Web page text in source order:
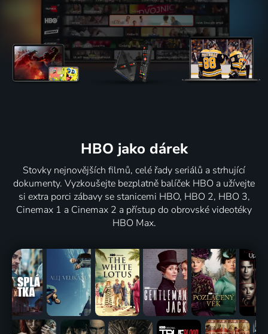
HBO jako dárek
Stovky nejnovějších filmů, celé řady seriálů a strhující
dokumenty. Vyzkoušejte bezplatně balíček HBO a užívejte
si extra porci zábavy se stanicemi HBO, HBO 2, HBO 3,
Cinemax 1 a Cinemax 2 a přístup do obrovské videotéky
HBO Max.